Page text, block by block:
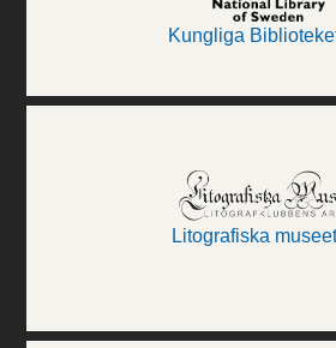
Kungliga
Litografiska museet